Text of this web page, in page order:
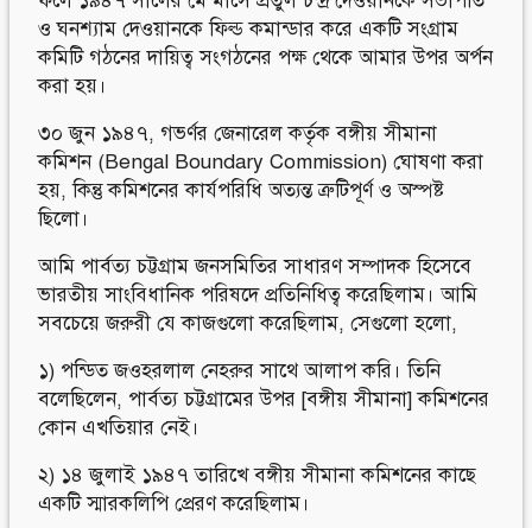
ও ঘনশ্যাম দেওয়ানকে ফিল্ড কমান্ডার করে একটি সংগ্রাম
কমিটি গঠনের দায়িত্ব সংগঠনের পক্ষ থেকে আমার উপর অর্পন
করা হয়।
৩০ জুন ১৯৪৭, গভর্ণর জেনারেল কর্তৃক বঙ্গীয় সীমানা
কমিশন (Bengal Boundary Commission) ঘোষণা করা
হয়, কিন্তু কমিশনের কার্যপরিধি অত্যন্ত ত্রুটিপূর্ণ ও অস্পষ্ট
ছিলো।
আমি পার্বত্য চট্টগ্রাম জনসমিতির সাধারণ সম্পাদক হিসেবে
ভারতীয় সাংবিধানিক পরিষদে প্রতিনিধিত্ব করেছিলাম। আমি
সবচেয়ে জরুরী যে কাজগুলো করেছিলাম, সেগুলো হলো,
১) পন্ডিত জওহরলাল নেহরুর সাথে আলাপ করি। তিনি
বলেছিলেন, পার্বত্য চট্টগ্রামের উপর [বঙ্গীয় সীমানা] কমিশনের
কোন এখতিয়ার নেই।
২) ১৪ জুলাই ১৯৪৭ তারিখে বঙ্গীয় সীমানা কমিশনের কাছে
একটি স্মারকলিপি প্রেরণ করেছিলাম।